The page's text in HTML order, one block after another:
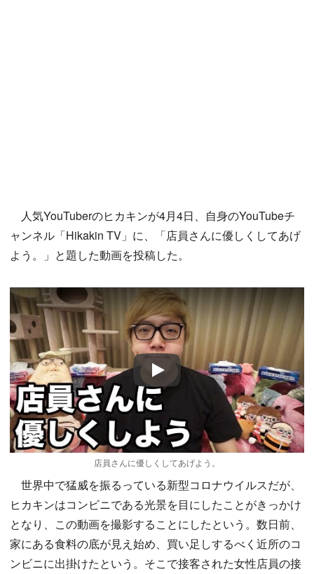
人気YouTuberのヒカキンが4月4日、自身のYouTubeチ
ャンネル「Hikakin TV」に、「店員さんに優しくしてあげ
よう。」と題した動画を投稿した。
Play
店員さんに優しくしてあげよう。
世界中で猛威を振るっている新型コロナウイルスだが、
ヒカキンはコンビニである光景を目にしたことがきっかけ
となり、この動画を撮影することにしたという。数日前、
家にある食料の底が見え始め、買い足しするべく近所のコ
ンビニに出掛けたという。そこで接客された女性店員の接